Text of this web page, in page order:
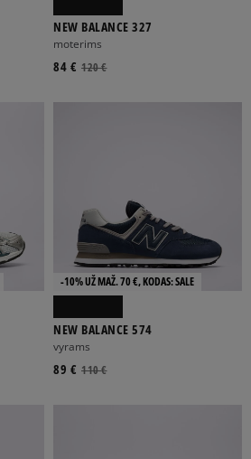
NEW BALANCE 327
moterims
120 €
84 €
-10% UŽ MAŽ. 70 €, KODAS: SALE
NEW BALANCE 574
vyrams
110 €
89 €